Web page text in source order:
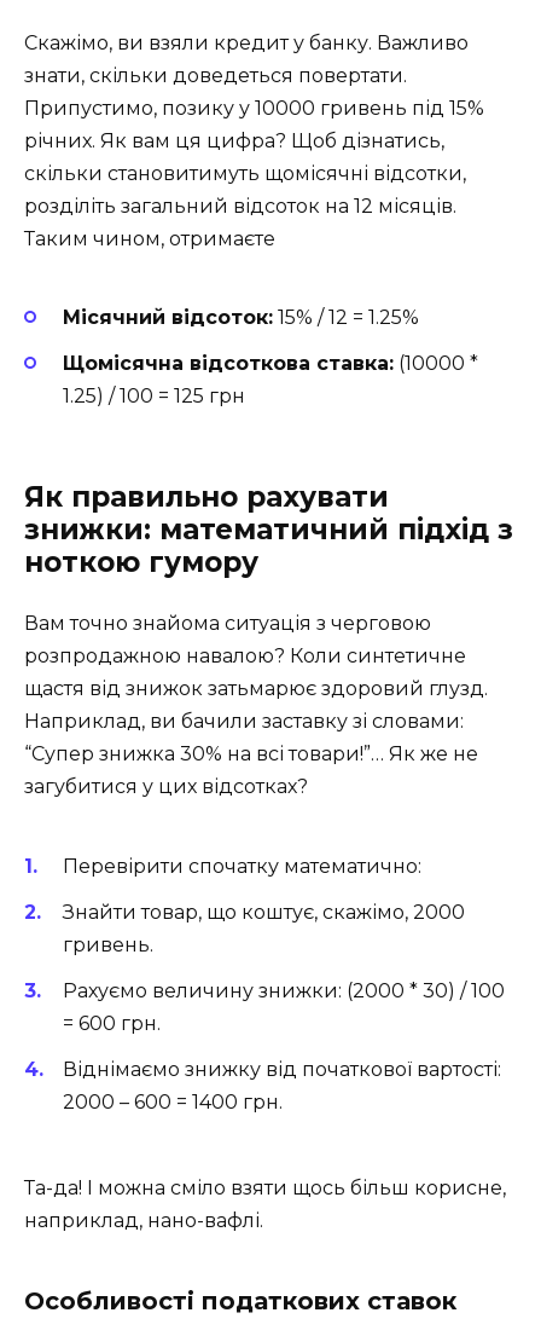
Скажімо, ви взяли кредит у банку. Важливо
знати, скільки доведеться повертати.
Припустимо, позику у 10000 гривень під 15%
річних. Як вам ця цифра? Щоб дізнатись,
скільки становитимуть щомісячні відсотки,
розділіть загальний відсоток на 12 місяців.
Таким чином, отримаєте
Місячний відсоток: 15% / 12 = 1.25%
Щомісячна відсоткова ставка: (10000 *
1.25) / 100 = 125 грн
Як правильно рахувати
знижки: математичний підхід з
ноткою гумору
Вам точно знайома ситуація з черговою
розпродажною навалою? Коли синтетичне
щастя від знижок затьмарює здоровий глузд.
Наприклад, ви бачили заставку зі словами:
“Супер знижка 30% на всі товари!”… Як же не
загубитися у цих відсотках?
Перевірити спочатку математично:
Знайти товар, що коштує, скажімо, 2000
гривень.
Рахуємо величину знижки: (2000 * 30) / 100
= 600 грн.
Віднімаємо знижку від початкової вартості:
2000 – 600 = 1400 грн.
Та-да! І можна сміло взяти щось більш корисне,
наприклад, нано-вафлі.
Особливості податкових ставок